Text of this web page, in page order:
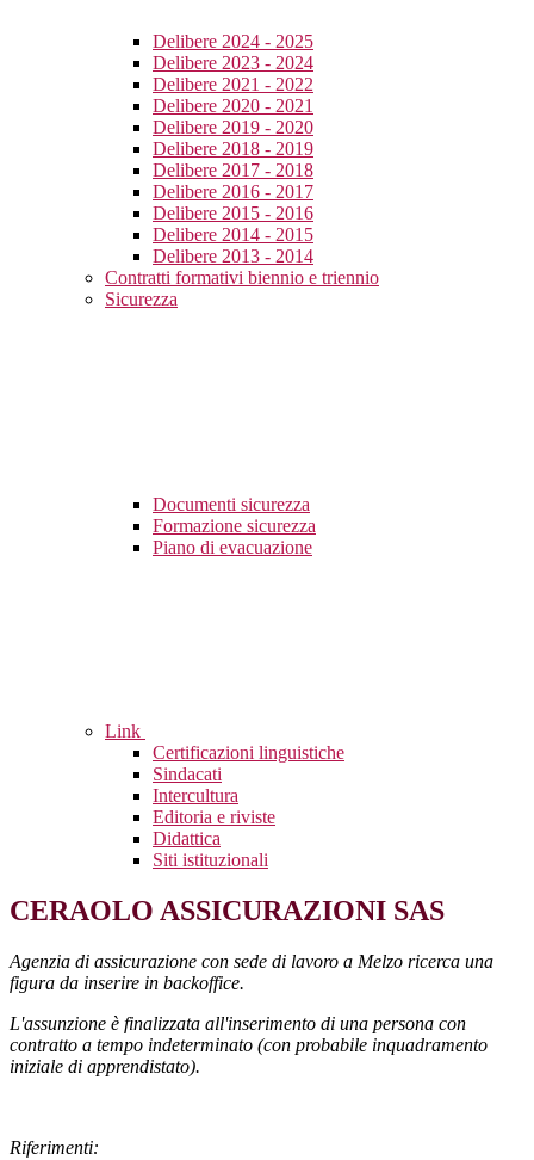
Delibere 2024 - 2025
Delibere 2023 - 2024
Delibere 2021 - 2022
Delibere 2020 - 2021
Delibere 2019 - 2020
Delibere 2018 - 2019
Delibere 2017 - 2018
Delibere 2016 - 2017
Delibere 2015 - 2016
Delibere 2014 - 2015
Delibere 2013 - 2014
Contratti formativi biennio e triennio
Sicurezza
Documenti sicurezza
Formazione sicurezza
Piano di evacuazione
Link
Certificazioni linguistiche
Sindacati
Intercultura
Editoria e riviste
Didattica
Siti istituzionali
CERAOLO ASSICURAZIONI SAS
Agenzia di assicurazione con sede di lavoro a Melzo ricerca una
figura da inserire in backoffice.
L'assunzione è finalizzata all'inserimento di una persona con
contratto a tempo indeterminato (con probabile inquadramento
iniziale di apprendistato).
Riferimenti: